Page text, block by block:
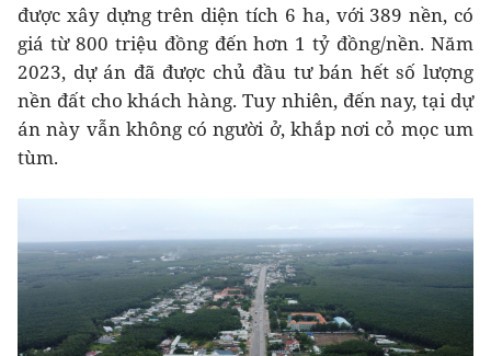
được xây dựng trên diện tích 6 ha, với 389 nền, có
giá từ 800 triệu đồng đến hơn 1 tỷ đồng/nền. Năm
2023, dự án đã được chủ đầu tư bán hết số lượng
nền đất cho khách hàng.Tuy nhiên, đến nay, tại dự
án này vẫn không có người ở, khắp nơi cỏ mọc um
tùm.